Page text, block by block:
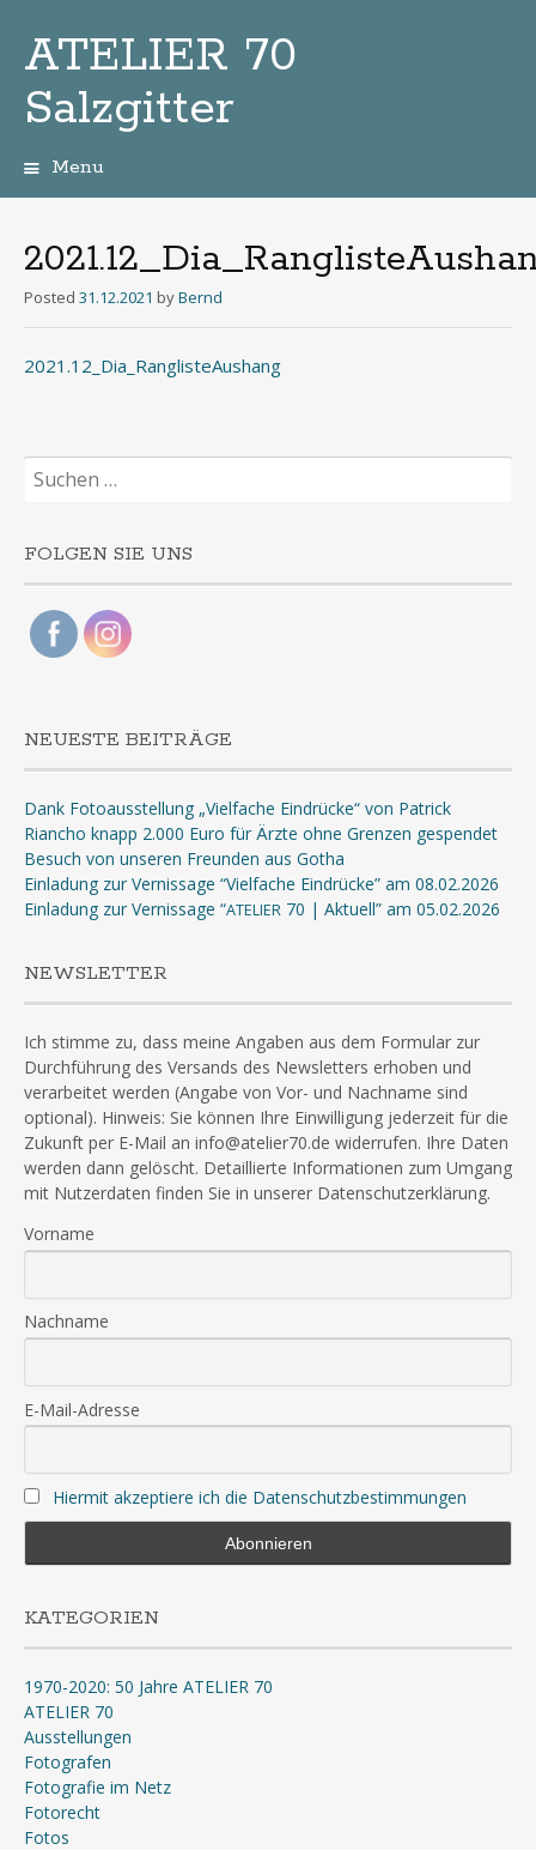
ATELIER 70
Salzgitter
Menu
Posted 31.12.2021 byBernd
2021.12_Dia_RanglisteAushang
Suchen
nach:
FOLGEN SIE UNS
NEUESTE BEITRÄGE
Dank Fotoausstellung „Vielfache Eindrücke“ von Patrick
Riancho knapp 2.000 Euro für Ärzte ohne Grenzen gespendet
Besuch von unseren Freunden aus Gotha
Einladung zur Vernissage “Vielfache Eindrücke” am 08.02.2026
Einladung zur Vernissage “ATELIER 70 | Aktuell” am 05.02.2026
NEWSLETTER
Ich stimme zu, dass meine Angaben aus dem Formular zur
Durchführung des Versands des Newsletters erhoben und
verarbeitet werden (Angabe von Vor- und Nachname sind
optional). Hinweis: Sie können Ihre Einwilligung jederzeit für die
Zukunft per E-Mail an info@atelier70.de widerrufen. Ihre Daten
werden dann gelöscht. Detaillierte Informationen zum Umgang
mit Nutzerdaten finden Sie in unserer Datenschutzerklärung.
Vorname
Nachname
E-Mail-Adresse
Hiermit akzeptiere ich die Datenschutzbestimmungen
KATEGORIEN
1970-2020: 50 Jahre ATELIER 70
ATELIER 70
Ausstellungen
Fotografen
Fotografie im Netz
Fotorecht
Fotos